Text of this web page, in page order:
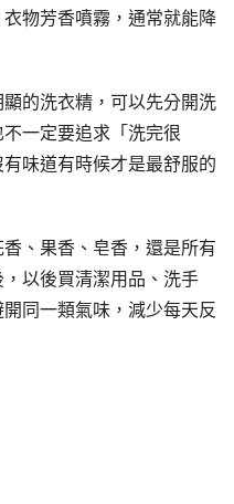
物芳香噴霧，通常就能降
的洗衣精，可以先分開洗
一定要追求「洗完很
味道有時候才是最舒服的
、果香、皂香，還是所有
以後買清潔用品、洗手
同一類氣味，減少每天反